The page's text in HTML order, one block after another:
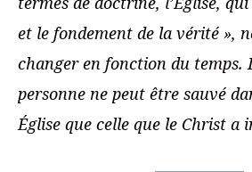
et le fondement de la vérité »,
changer en fonction du temps.
personne ne peut être sauvé
Église que celle que le Christ a